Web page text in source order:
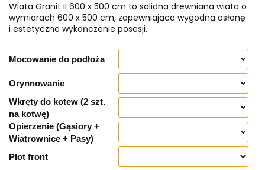
Wiata Granit II 600 x 500 cm to solidna drewniana wiata o
wymiarach 600 x 500 cm, zapewniająca wygodną osłonę
i estetyczne wykończenie posesji.
Mocowanie do podłoża
Orynnowanie
Wkręty do kotew (2 szt.
na kotwę)
Opierzenie (Gąsiory +
Wiatrownice + Pasy)
Płot front